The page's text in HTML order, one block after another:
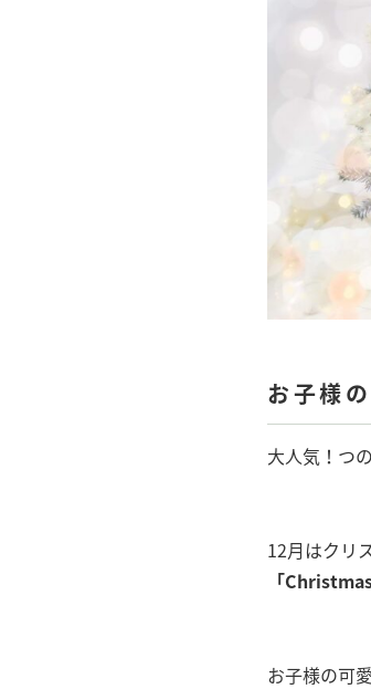
お子様
大人気！つ
12月はクリ
「
お子様の可